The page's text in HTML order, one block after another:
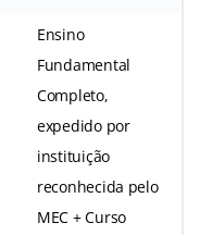
Ensino
Fundamental
Completo,
expedido por
instituição
reconhecida pelo
MEC + Curso